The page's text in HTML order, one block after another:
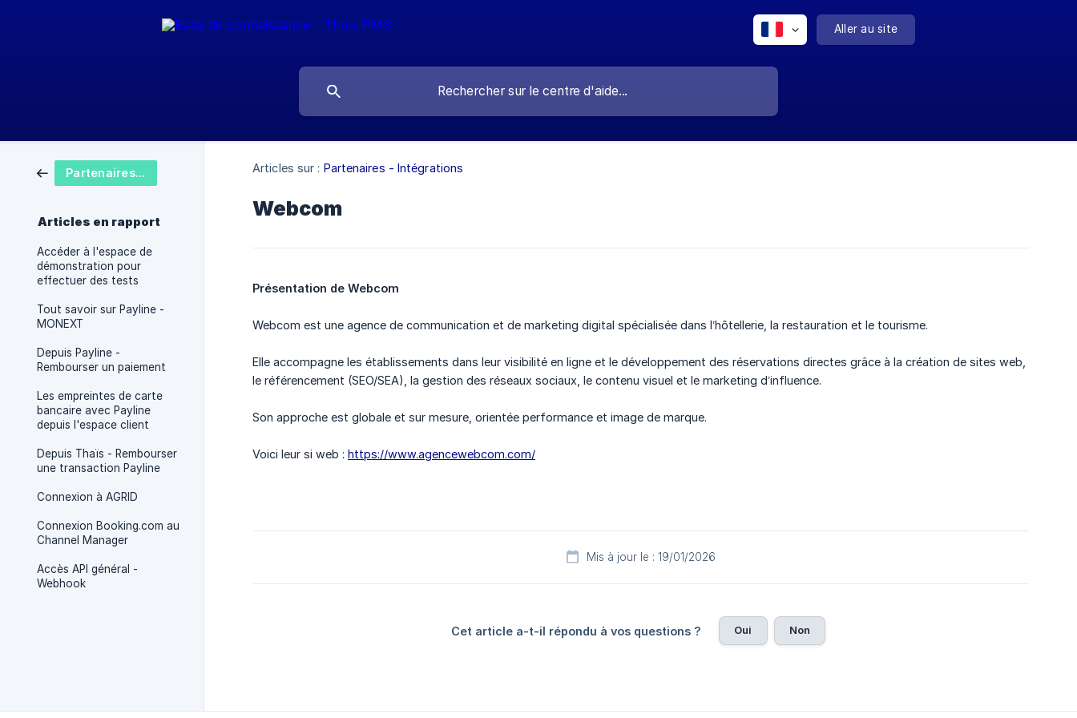
Aller au site
Partenaires - Intégrations
Articles en rapport
Accéder à l'espace de
démonstration pour
effectuer des tests
Tout savoir sur Payline -
MONEXT
Depuis Payline -
Rembourser un paiement
Les empreintes de carte
bancaire avec Payline
depuis l'espace client
Depuis Thaïs - Rembourser
une transaction Payline
Connexion à AGRID
Connexion Booking.com au
Channel Manager
Accès API général -
Webhook
Articles sur : Partenaires - Intégrations
Webcom
Présentation de Webcom
Webcom est une agence de communication et de marketing digital spécialisée dans l’hôtellerie, la restauration et le tourisme.
Elle accompagne les établissements dans leur visibilité en ligne et le développement des réservations directes grâce à la création de sites web,
le référencement (SEO/SEA), la gestion des réseaux sociaux, le contenu visuel et le marketing d’influence.
Son approche est globale et sur mesure, orientée performance et image de marque.
Voici leur si web : https://www.agencewebcom.com/
Mis à jour le : 19/01/2026
Cet article a-t-il répondu à vos questions ? Oui Non